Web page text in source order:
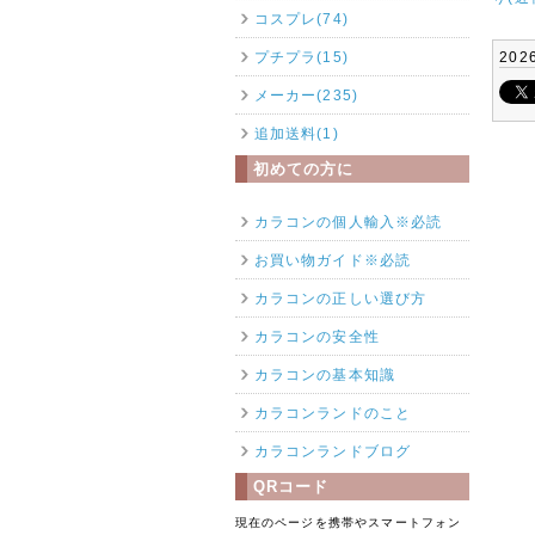
コスプレ(74)
プチプラ(15)
メーカー(235)
追加送料(1)
初めての方に
カラコンの個人輸入※必読
お買い物ガイド※必読
カラコンの正しい選び方
カラコンの安全性
カラコンの基本知識
カラコンランドのこと
カラコンランドブログ
QRコード
現在のページを携帯やスマートフォン